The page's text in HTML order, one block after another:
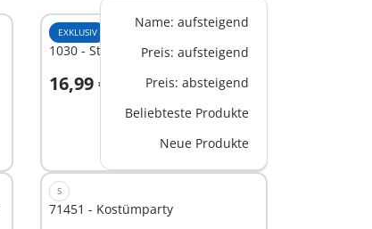
Name: aufsteigend
Preis: aufsteigend
Preis: absteigend
Beliebteste Produkte
Neue Produkte
EXKLUSIV
1030 - Street Basketball
16,99 €
In den Warenkorb
S
71451 - Kostümparty